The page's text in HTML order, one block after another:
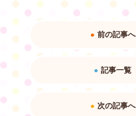
前の記事へ
記事一覧
次の記事へ